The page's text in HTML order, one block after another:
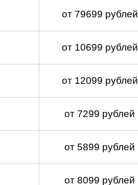
от 79699 рублей
от 10699 рублей
от 12099 рублей
от 7299 рублей
от 5899 рублей
от 8099 рублей